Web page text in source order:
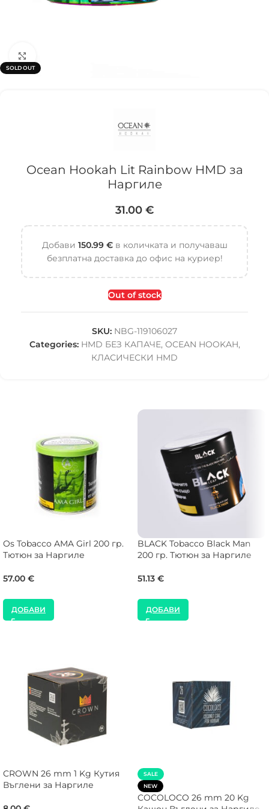
SOLD OUT
Ocean Hookah Lit Rainbow HMD за
Наргиле
31.00 €
Добави 150.99 €в количката и получаваш
безплатна доставка до офис на куриер!
Out of stock
SKU: NBG-119106027
Categories: HMD БЕЗ КАПАЧЕ, OCEAN HOOKAH,
КЛАСИЧЕСКИ HMD
Os Tobacco AMA Girl 200 гр.
Тютюн за Наргиле
57.00 €
ДОБАВИ
BLACK Tobacco Black Man
200 гр. Тютюн за Наргиле
51.13 €
ДОБАВИ
CROWN 26 mm 1 Kg Кутия
Въглени за Наргиле
SALE
NEW
COCOLOCO 26 mm 20 Kg